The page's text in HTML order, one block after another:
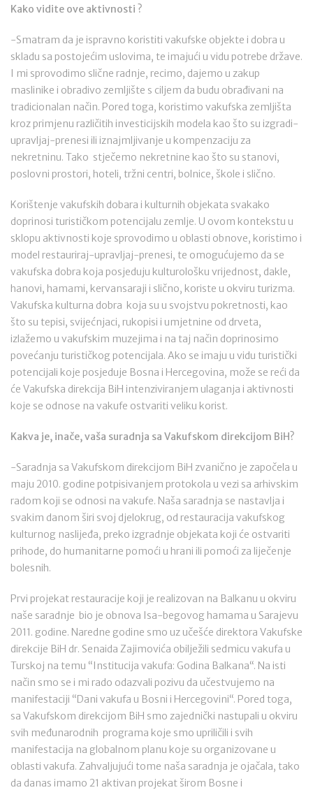
Kako vidite ove aktivnosti ?
-Smatram da je ispravno koristiti vakufske objekte i dobra u
skladu sa postojećim uslovima, te imajući u vidu potrebe države.
I mi sprovodimo slične radnje, recimo, dajemo u zakup
maslinike i obradivo zemljište s ciljem da budu obrađivani na
tradicionalan način. Pored toga, koristimo vakufska zemljišta
kroz primjenu različitih investicijskih modela kao što su izgradi-
upravljaj-prenesi ili iznajmljivanje u kompenzaciju za
nekretninu. Tako stječemo nekretnine kao što su stanovi,
poslovni prostori, hoteli, tržni centri, bolnice, škole i slično.
Korištenje vakufskih dobara i kulturnih objekata svakako
doprinosi turističkom potencijalu zemlje. U ovom kontekstu u
sklopu aktivnosti koje sprovodimo u oblasti obnove, koristimo i
model restauriraj-upravljaj-prenesi, te omogućujemo da se
vakufska dobra koja posjeduju kulturološku vrijednost, dakle,
hanovi, hamami, kervansaraji i slično, koriste u okviru turizma.
Vakufska kulturna dobra koja su u svojstvu pokretnosti, kao
što su tepisi, svijećnjaci, rukopisi i umjetnine od drveta,
izlažemo u vakufskim muzejima i na taj način doprinosimo
povećanju turističkog potencijala. Ako se imaju u vidu turistički
potencijali koje posjeduje Bosna i Hercegovina, može se reći da
će Vakufska direkcija BiH intenziviranjem ulaganja i aktivnosti
koje se odnose na vakufe ostvariti veliku korist.
Kakva je, inače, vaša suradnja sa Vakufskom direkcijom BiH?
-Saradnja sa Vakufskom direkcijom BiH zvanično je započela u
maju 2010. godine potpisivanjem protokola u vezi sa arhivskim
radom koji se odnosi na vakufe. Naša saradnja se nastavlja i
svakim danom širi svoj djelokrug, od restauracija vakufskog
kulturnog naslijeđa, preko izgradnje objekata koji će ostvariti
prihode, do humanitarne pomoći u hrani ili pomoći za liječenje
bolesnih.
Prvi projekat restauracije koji je realizovan na Balkanu u okviru
naše saradnje bio je obnova Isa-begovog hamama u Sarajevu
2011. godine. Naredne godine smo uz učešće direktora Vakufske
direkcije BiH dr. Senaida Zajimovića obilježili sedmicu vakufa u
Turskoj na temu “Institucija vakufa: Godina Balkana“. Na isti
način smo se i mi rado odazvali pozivu da učestvujemo na
manifestaciji “Dani vakufa u Bosni i Hercegovini“. Pored toga,
sa Vakufskom direkcijom BiH smo zajednički nastupali u okviru
svih međunarodnih programa koje smo upriličili i svih
manifestacija na globalnom planu koje su organizovane u
oblasti vakufa. Zahvaljujući tome naša saradnja je ojačala, tako
da danas imamo 21 aktivan projekat širom Bosne i